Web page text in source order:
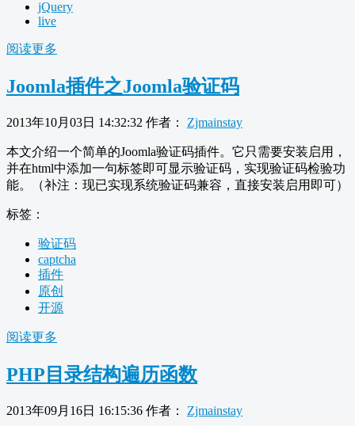
jQuery
live
阅读更多
Joomla插件之Joomla验证码
2013年10月03日 14:32:32 作者： Zjmainstay
本文介绍一个简单的Joomla验证码插件。它只需要安装启用，
并在html中添加一句标签即可显示验证码，实现验证码检验功
能。（补注：现已实现系统验证码兼容，直接安装启用即可）
标签：
验证码
captcha
插件
原创
开源
阅读更多
PHP目录结构遍历函数
2013年09月16日 16:15:36 作者： Zjmainstay